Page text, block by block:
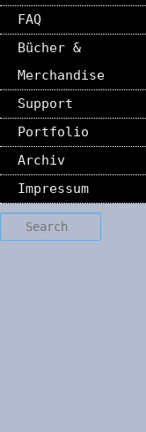
FAQ
Bücher &
Merchandise
Support
Portfolio
Archiv
Impressum
Search